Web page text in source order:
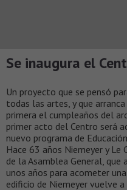
Se inaugura el
Un proyecto que se pensó
todas las artes, y que
primera el cumpleaños del
primer acto del Centro será
nuevo programa de
Hace 63 años Niemeyer y Le
de la Asamblea General, que
unos años para acometer
edificio de Niemeyer vuelve